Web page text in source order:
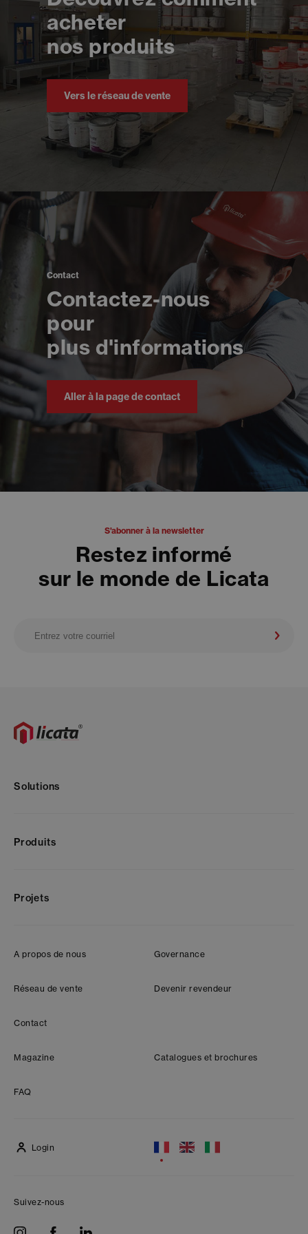
acheter
nos produits
Vers le réseau de vente
Contact
Contactez-nous
pour
plus d'informations
Aller à la page de contact
S'abonner à la newsletter
Restez informé
sur le monde de Licata
Solutions
Produits
Projets
A propos de nous Governance
Réseau de vente Devenir revendeur
Contact
Magazine Catalogues et brochures
FAQ
Login
Suivez-nous